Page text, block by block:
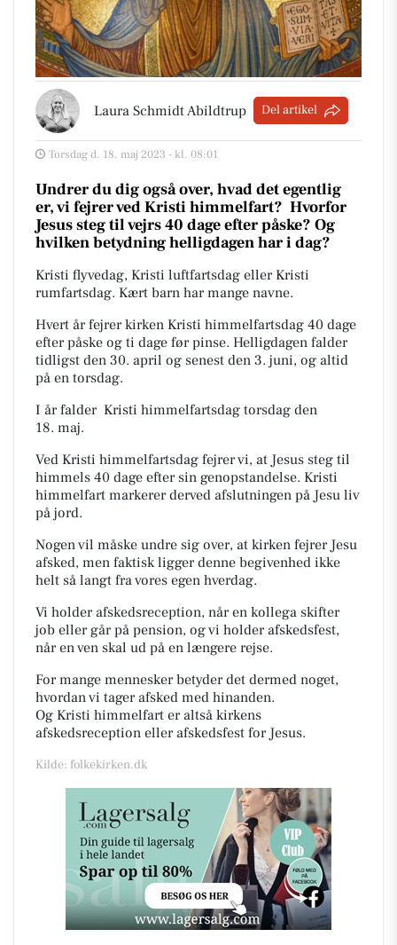
Laura Schmidt Abildtrup Del artikel
Torsdag d. 18. maj 2023 - kl. 08:01
Undrer du dig også over, hvad det egentlig
er, vi fejrer ved Kristi himmelfart? Hvorfor
Jesus steg til vejrs 40 dage efter påske? Og
hvilken betydning helligdagen har i dag?
Kristi flyvedag, Kristi luftfartsdag eller Kristi
rumfartsdag. Kært barn har mange navne.
Hvert år fejrer kirken Kristi himmelfartsdag 40 dage
efter påske og ti dage før pinse. Helligdagen falder
tidligst den 30. april og senest den 3. juni, og altid
på en torsdag.
I år falder Kristi himmelfartsdag torsdag den
18. maj.
Ved Kristi himmelfartsdag fejrer vi, at Jesus steg til
himmels 40 dage efter sin genopstandelse. Kristi
himmelfart markerer derved afslutningen på Jesu liv
på jord.
Nogen vil måske undre sig over, at kirken fejrer Jesu
afsked, men faktisk ligger denne begivenhed ikke
helt så langt fra vores egen hverdag.
Vi holder afskedsreception, når en kollega skifter
job eller går på pension, og vi holder afskedsfest,
når en ven skal ud på en længere rejse.
For mange mennesker betyder det dermed noget,
hvordan vi tager afsked med hinanden.
Og Kristi himmelfart er altså kirkens
afskedsreception eller afskedsfest for Jesus.
Kilde: folkekirken.dk